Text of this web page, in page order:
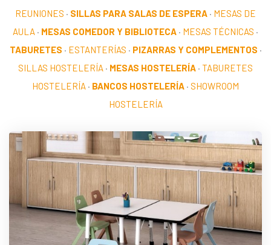
REUNIONES · SILLAS PARA SALAS DE ESPERA · MESAS DE
AULA · MESAS COMEDOR Y BIBLIOTECA · MESAS TÉCNICAS ·
TABURETES · ESTANTERÍAS · PIZARRAS Y COMPLEMENTOS ·
SILLAS HOSTELERÍA · MESAS HOSTELERÍA · TABURETES
HOSTELERÍA · BANCOS HOSTELERÍA · SHOWROOM
HOSTELERÍA